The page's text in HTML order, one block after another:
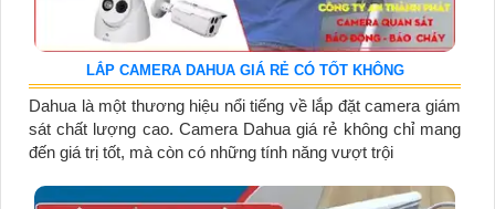
LẮP CAMERA DAHUA GIÁ RẺ CÓ TỐT KHÔNG
Dahua là một thương hiệu nổi tiếng về lắp đặt camera giám
sát chất lượng cao. Camera Dahua giá rẻ không chỉ mang
đến giá trị tốt, mà còn có những tính năng vượt trội